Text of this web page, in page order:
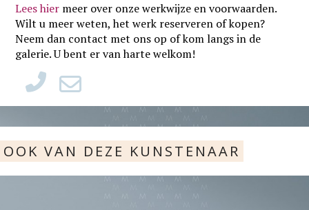
Lees hier meer over onze werkwijze en voorwaarden.
Wilt u meer weten, het werk reserveren of kopen?
Neem dan contact met ons op of kom langs in de
galerie. U bent er van harte welkom!
OOK VAN DEZE KUNSTENAAR